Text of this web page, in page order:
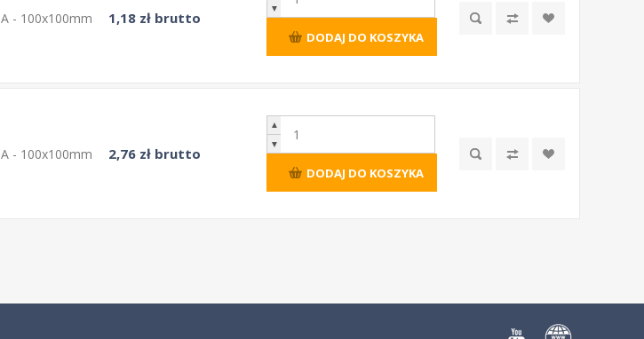
A - 100x100mm 1,18 zł brutto
▼
DODAJ DO KOSZYKA
A - 100x100mm 2,76 zł brutto
▲
▼
DODAJ DO KOSZYKA